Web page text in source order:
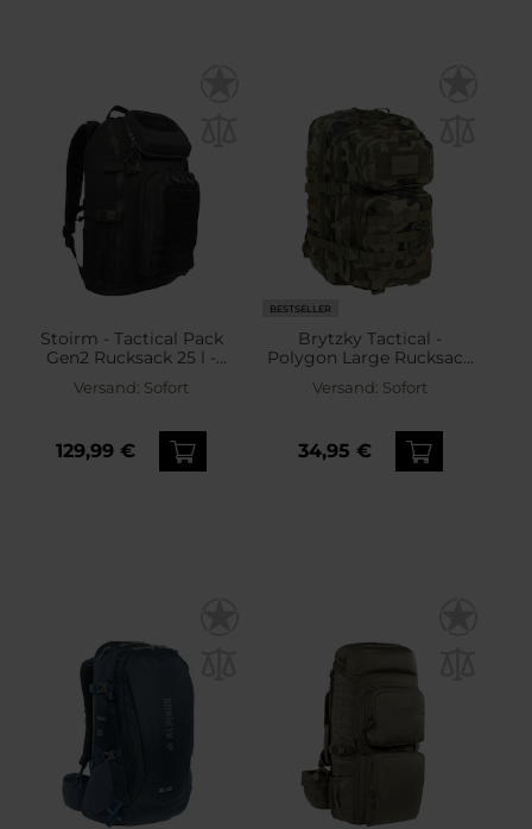
Stoirm - Tactical Pack
Gen2 Rucksack 25 l -
Versand: Sofort
129,99 €
BESTSELLER
Brytzky Tactical -
Polygon Large Rucksack
36 l - wz.93 Pantera PL
Woodland
Versand: Sofort
34,95 €